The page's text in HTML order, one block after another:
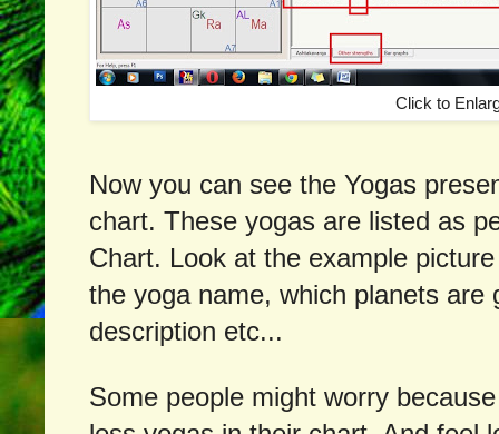
Click to
Now you can see the Yogas
chart. These yogas are listed as
Chart. Look at the example
the yoga name, which planets are
description etc...
Some people might worry